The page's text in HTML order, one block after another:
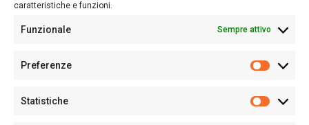
caratteristiche e funzioni.
Funzionale Sempre attivo
Preferenze
Statistiche
Sede:Via Cristoforo Colombo 09013 Carbonia
Partita IVA02270380922